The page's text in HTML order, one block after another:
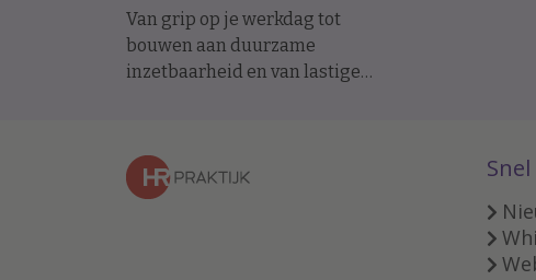
Van grip op je werkdag tot
bouwen aan duurzame
inzetbaarheid en van lastige
beluisterden. Beluister ze hier
(nog eens) of lees de bijbehorende